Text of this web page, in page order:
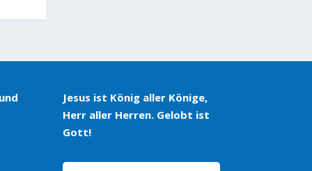
Jesus ist König aller Könige,
Herr aller Herren. Gelobt ist
Gott!